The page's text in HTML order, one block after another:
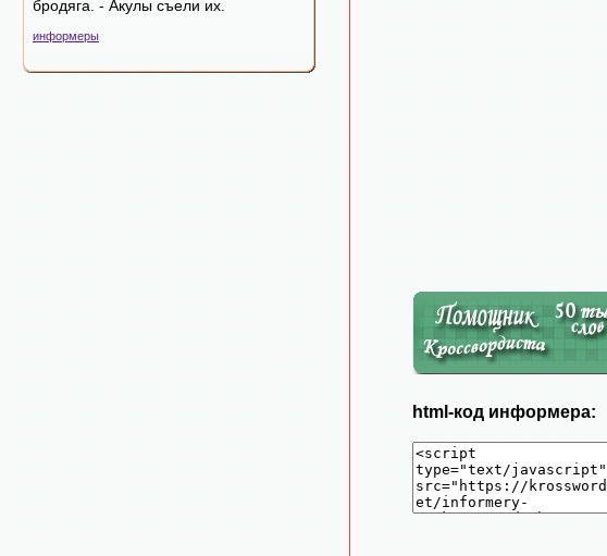
бродяга. - Акулы съели их.
информеры
html-код информера: